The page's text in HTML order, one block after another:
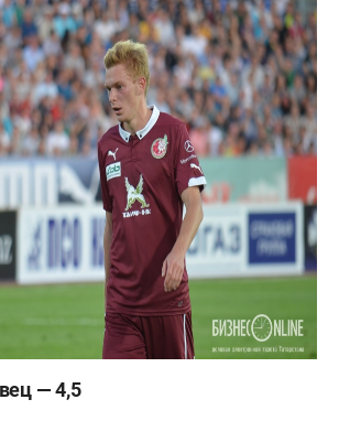
— 4,5